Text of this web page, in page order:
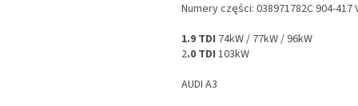
Numery części: 038971782C 904-417
1.9 TDI 74kW / 77kW / 96kW
2.0 TDI 103kW
AUDI A3